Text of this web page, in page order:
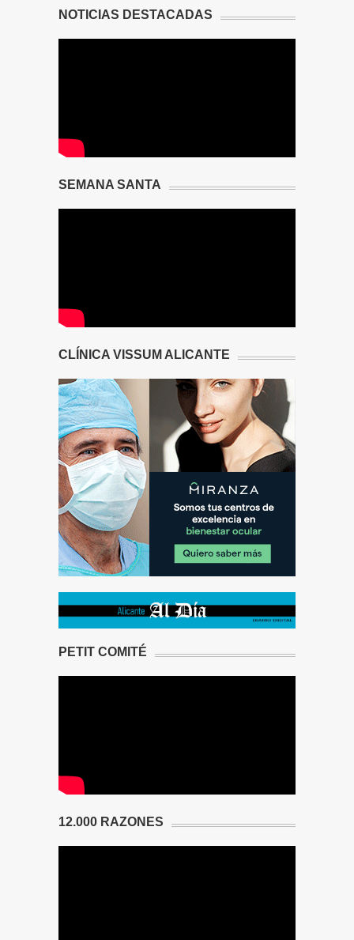
NOTICIAS DESTACADAS
SEMANA SANTA
CLÍNICA VISSUM ALICANTE
PETIT COMITÉ
12.000 RAZONES